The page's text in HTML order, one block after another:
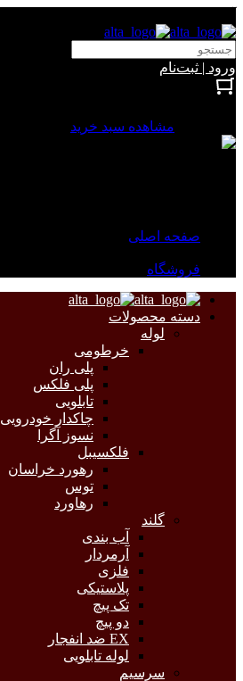
ورود | ثبت‌نام
مشاهده سبد خرید
صفحه اصلی
فروشگاه
دسته محصولات
لوله
خرطومی
پلی ران
پلی فلکس
تابلویی
چاکدار خودرویی
نسوز آگرا
فلکسیبل
رهورد خراسان
توس
رهاورد
گلند
آب بندی
آرمردار
فلزی
پلاستیکی
تک پیچ
دو پیچ
EX ضد انفجار
لوله تابلویی
سرسیم